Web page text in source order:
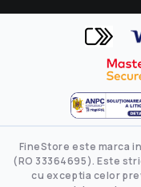
FineStore este marca
(RO 33364695). Este
cu exceptia celor